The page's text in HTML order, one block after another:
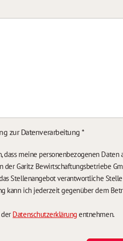
zur Datenverarbeitung*
dass meine personenbezogenen
der Garitz Bewirtschaftungsbetriebe
Stellenangebot verantwortliche
kann ich jederzeit gegenüber dem
Datenschutzerklärung entnehmen.